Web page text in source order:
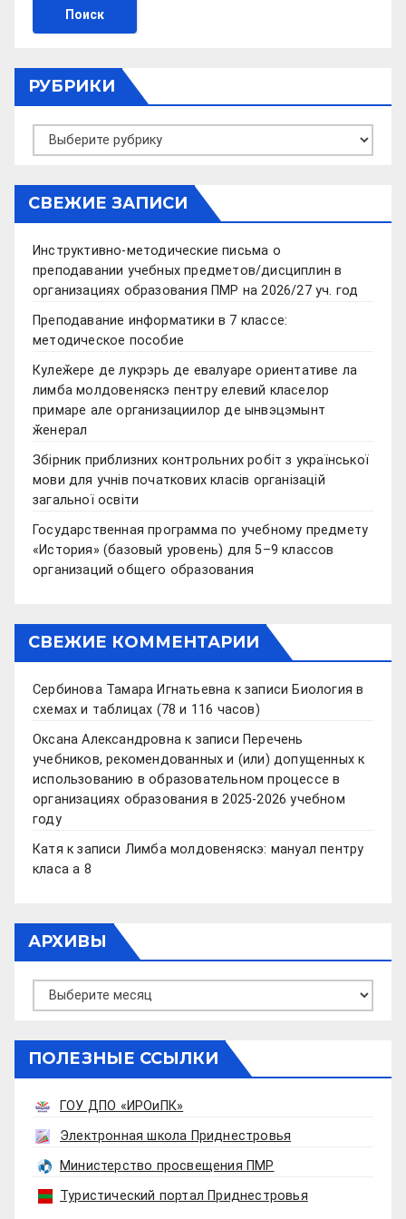
РУБРИКИ
Рубрики
СВЕЖИЕ ЗАПИСИ
Инструктивно-методические письма о
преподавании учебных предметов/дисциплин в
организациях образования ПМР на 2026/27 уч. год
Преподавание информатики в 7 классе:
методическое пособие
Кулеӂере де лукрэрь де евалуаре ориентативе ла
лимба молдовеняскэ пентру елевий класелор
примаре але организациилор де ынвэцэмынт
ӂенерал
Збірник приблизних контрольних робіт з української
мови для учнів початкових класів організацій
загальної освіти
Государственная программа по учебному предмету
«История» (базовый уровень) для 5–9 классов
организаций общего образования
СВЕЖИЕ КОММЕНТАРИИ
Сербинова Тамара Игнатьевна к записи Биология в
схемах и таблицах (78 и 116 часов)
Оксана Александровна к записи Перечень
учебников, рекомендованных и (или) допущенных к
использованию в образовательном процессе в
организациях образования в 2025-2026 учебном
году
Катя к записи Лимба молдовеняскэ: мануал пентру
класа а 8
АРХИВЫ
Архивы
ПОЛЕЗНЫЕ ССЫЛКИ
ГОУ ДПО «ИРОиПК»
Электронная школа Приднестровья
Министерство просвещения ПМР
Туристический портал Приднестровья